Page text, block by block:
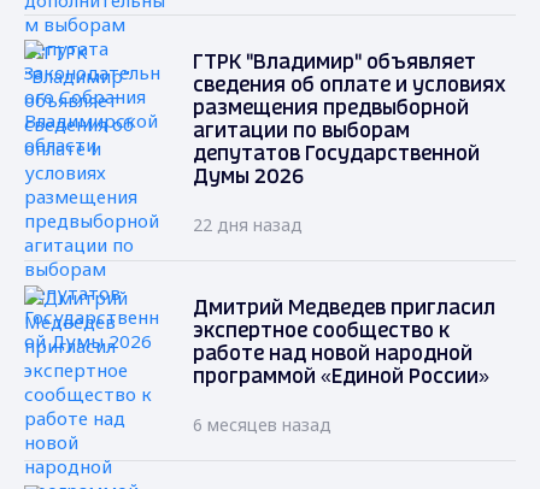
ГТРК "Владимир" объявляет
сведения об оплате и условиях
размещения предвыборной
агитации по выборам
депутатов Государственной
Думы 2026
22 дня назад
Дмитрий Медведев пригласил
экспертное сообщество к
работе над новой народной
программой «Единой России»
6 месяцев назад